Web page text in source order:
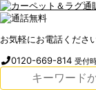
お気軽にお電話くださ
0120-669-814受付